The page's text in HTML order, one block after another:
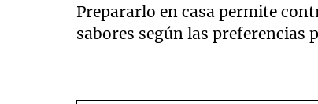
Prepararlo en casa permite
sabores según las preferencias